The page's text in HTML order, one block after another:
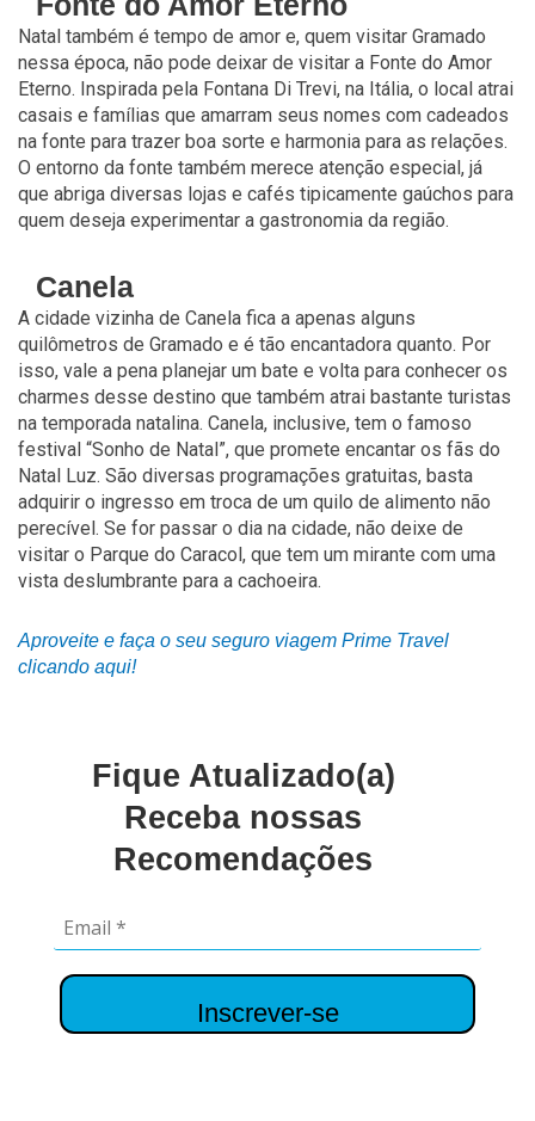
Natal também é tempo de amor e, quem visitar Gramado
nessa época, não pode deixar de visitar a Fonte do Amor
Eterno. Inspirada pela Fontana Di Trevi, na Itália, o local atrai
casais e famílias que amarram seus nomes com cadeados
na fonte para trazer boa sorte e harmonia para as relações.
O entorno da fonte também merece atenção especial, já
que abriga diversas lojas e cafés tipicamente gaúchos para
quem deseja experimentar a gastronomia da região.
Canela
A cidade vizinha de Canela fica a apenas alguns
quilômetros de Gramado e é tão encantadora quanto. Por
isso, vale a pena planejar um bate e volta para conhecer os
charmes desse destino que também atrai bastante turistas
na temporada natalina. Canela, inclusive, tem o famoso
festival “Sonho de Natal”, que promete encantar os fãs do
Natal Luz. São diversas programações gratuitas, basta
adquirir o ingresso em troca de um quilo de alimento não
perecível. Se for passar o dia na cidade, não deixe de
visitar o Parque do Caracol, que tem um mirante com uma
vista deslumbrante para a cachoeira.
Aproveite e faça o seu seguro viagem Prime Travel
clicando aqui!
Fique Atualizado(a)
Receba nossas
Recomendações
Inscrever-se